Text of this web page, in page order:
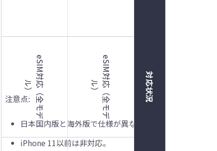
対応状況
e
S
I
M
対
応
（
全
モ
デ
ル
）
e
S
I
M
対
応
（
全
モ
デ
ル
）
注意点:
日本国内版と海外版で仕様が異なる。
iPhone 11以前は非対応。